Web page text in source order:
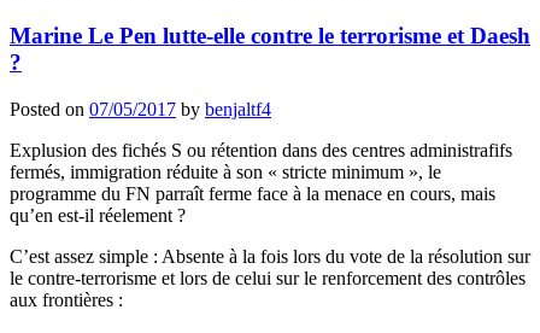
Marine Le Pen lutte-elle contre le terrorisme et Daesh
?
Posted on 07/05/2017 by benjaltf4
Explusion des fichés S ou rétention dans des centres administrafifs
fermés, immigration réduite à son « stricte minimum », le
programme du FN parraît ferme face à la menace en cours, mais
qu’en est-il réelement ?
C’est assez simple : Absente à la fois lors du vote de la résolution sur
le contre-terrorisme et lors de celui sur le renforcement des contrôles
aux frontières :